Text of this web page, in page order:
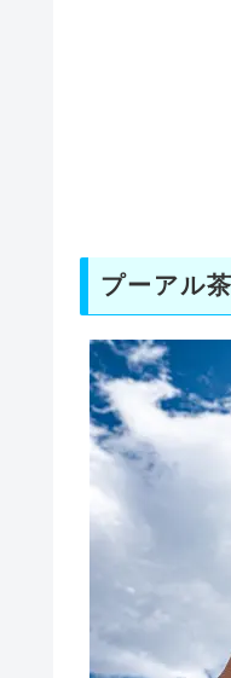
プーアル